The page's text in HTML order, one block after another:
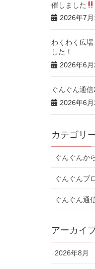
催しました
2026年7月
わくわく広
した！
2026年6月
ぐんぐん通
2026年6月
カテゴリ
ぐんぐんか
ぐんぐんブ
ぐんぐん通
アーカイ
2026年8月